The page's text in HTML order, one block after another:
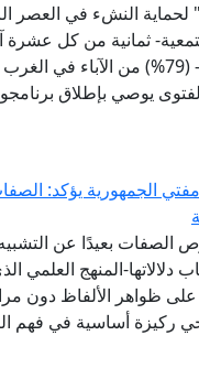
ثمانية من كل عشرة
أطفالهم لوسائل التواصل الاجتماعي تأثيرًا
من 16 عامًا - مؤشر الفتوى يوصي
الجمهورية يؤكد:
بعيدًا عن التشبيه
المنهج العلمي
ظواهر الألفاظ دون
ركيزة أساسية في فهم